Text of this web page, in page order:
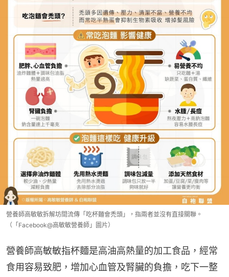
營養師高敏敏拆解坊間流傳「吃杯麵會禿頭」，指兩者並沒有直接關聯。
（「Facebook@高敏敏營養師」圖片）
營養師高敏敏指杯麵是高油高熱量的加工食品，經常
食用容易致肥，增加心血管及腎臟的負擔，吃下一整